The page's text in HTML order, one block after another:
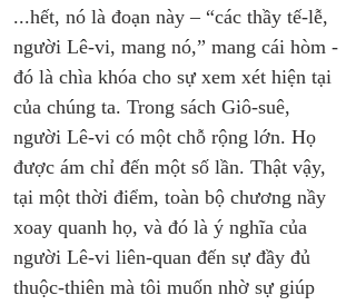
...hết, nó là đoạn này – “các thầy tế-lễ,
người Lê-vi, mang nó,” mang cái hòm -
đó là chìa khóa cho sự xem xét hiện tại
của chúng ta. Trong sách Giô-suê,
người Lê-vi có một chỗ rộng lớn. Họ
được ám chỉ đến một số lần. Thật vậy,
tại một thời điểm, toàn bộ chương nầy
xoay quanh họ, và đó là ý nghĩa của
người Lê-vi liên-quan đến sự đầy đủ
thuộc-thiên mà tôi muốn nhờ sự giúp